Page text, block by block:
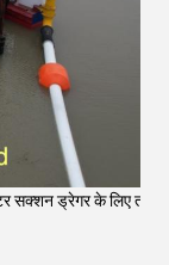
सक्शन ड्रेगर के लिए